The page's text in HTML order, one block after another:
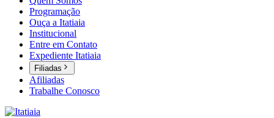
Programação
Ouça a Itatiaia
Institucional
Entre em Contato
Expediente Itatiaia
Filiadas
Afiliadas
Trabalhe Conosco